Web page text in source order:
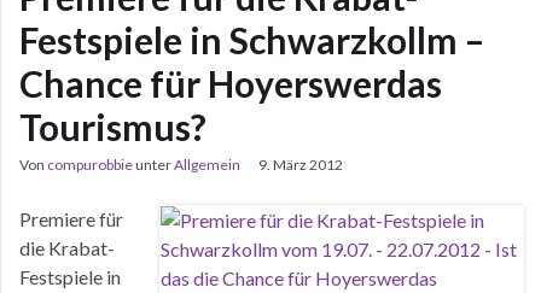
Festspiele in Schwarzkollm –
Chance für Hoyerswerdas
Tourismus?
Von compurobbieunterAllgemein 9. März 2012
Premiere für
die Krabat-
Festspiele in